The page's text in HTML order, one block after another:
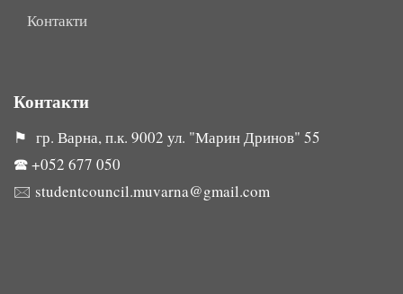
Контакти
Контакти
⚑ гр. Варна, п.к. 9002 ул. "Марин Дринов" 55
🕿+052 677 050
🖂 studentcouncil.muvarna@gmail.com